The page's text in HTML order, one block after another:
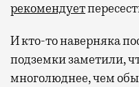
рекомендует
И кто-то наверняка
подземки заметили,
многолюднее, чем